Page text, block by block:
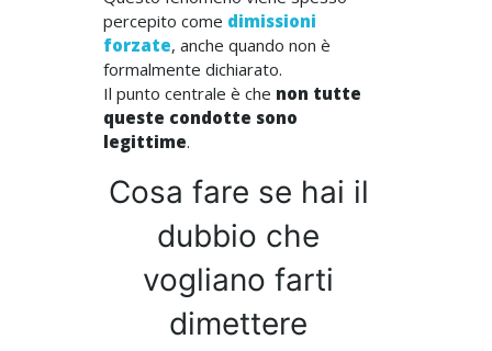
percepito come dimissioni
forzate, anche quando non è
formalmente dichiarato.
Il punto centrale è che non tutte
queste condotte sono
legittime.
Cosa fare se hai il
dubbio che
vogliano farti
dimettere